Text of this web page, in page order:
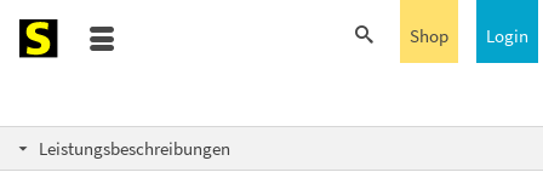
Login
Shop
Leistungsbeschreibungen